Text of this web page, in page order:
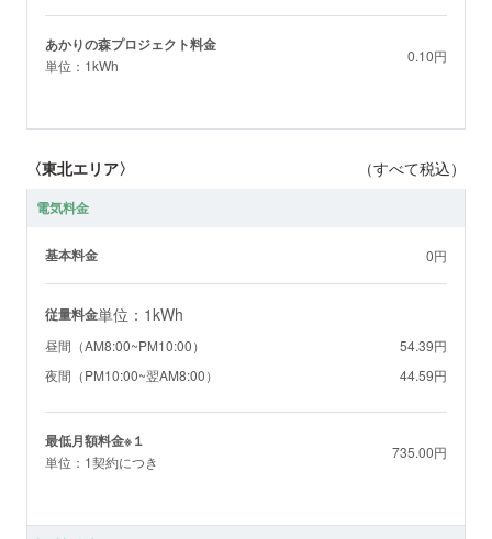
あかりの森プロジェクト料金
単位：1kWh
0.10円
〈東北エリア〉 （すべて税込）
電気料金
基本料金 0円
従量料金単位：1kWh
昼間（AM8:00~PM10:00）
54.39円
夜間（PM10:00~翌AM8:00）
44.59円
最低月額料金※１
単位：1契約につき
735.00円